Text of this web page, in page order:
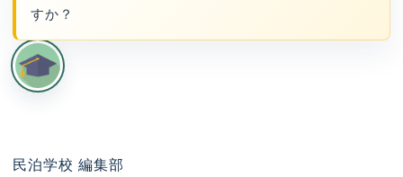
すか？
民泊学校 編集部